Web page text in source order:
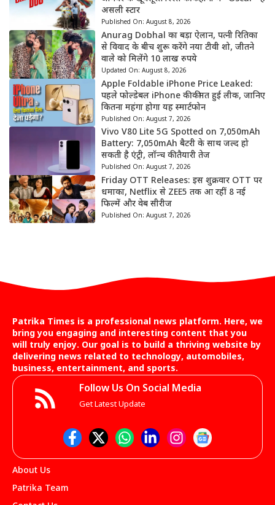
असली स्टार
Published On: August 8, 2026
Anurag Dobhal का बड़ा ऐलान, पत्नी रितिका
से विवाद के बीच शुरू करेंगे नया टीवी शो, जीतने
वाले को मिलेंगे 10 लाख रुपये
Updated On: August 8, 2026
Apple Foldable iPhone Price Leaked:
पहले फोल्डेबल iPhone की कीमत हुई लीक, जानिए
कितना महंगा होगा यह स्मार्टफोन
Published On: August 7, 2026
Vivo V80 Lite 5G Spotted on 7,050mAh
Battery: 7,050mAh बैटरी के साथ जल्द हो
सकती है एंट्री, लॉन्च की तैयारी तेज
Published On: August 7, 2026
Friday OTT Releases: इस शुक्रवार OTT पर
धमाका, Netflix से ZEE5 तक आ रहीं 8 नई
फिल्में और वेब सीरीज
Published On: August 7, 2026
Patrika Times is a professional news platform. Here, we
bring you engaging and interesting content that you
will truly enjoy. Our goal is to build a thriving website by
delivering news related to technology, automobiles,
business, entertainment, and sports.
Follow Us On Social Media
Get Latest Update
About Us
Patrika Team